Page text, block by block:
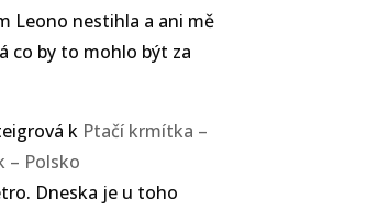
Leono nestihla a ani mě
co by to mohlo být za
k Ptačí krmítka –
– Polsko
Dneska je u toho